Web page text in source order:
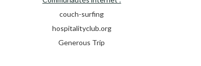
couch-surfing
hospitalityclub.org
Generous Trip